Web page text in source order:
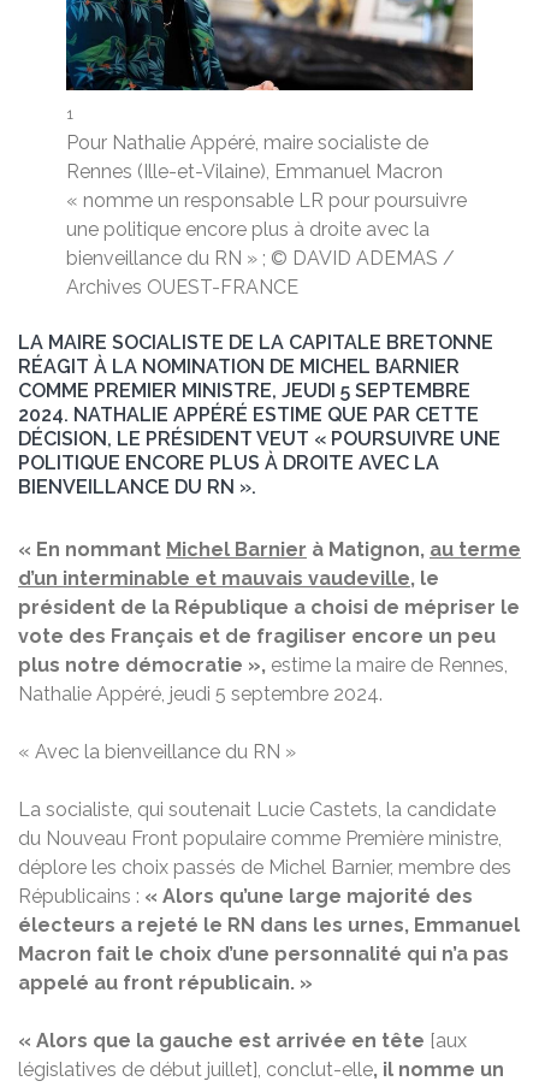
1
Pour Nathalie Appéré, maire socialiste de
Rennes (Ille-et-Vilaine), Emmanuel Macron
« nomme un responsable LR pour poursuivre
une politique encore plus à droite avec la
bienveillance du RN » ; © DAVID ADEMAS /
Archives OUEST-FRANCE
LA MAIRE SOCIALISTE DE LA CAPITALE BRETONNE
RÉAGIT À LA NOMINATION DE MICHEL BARNIER
COMME PREMIER MINISTRE, JEUDI 5 SEPTEMBRE
2024. NATHALIE APPÉRÉ ESTIME QUE PAR CETTE
DÉCISION, LE PRÉSIDENT VEUT « POURSUIVRE UNE
POLITIQUE ENCORE PLUS À DROITE AVEC LA
BIENVEILLANCE DU RN ».
« En nommant Michel Barnier à Matignon, au terme
d’un interminable et mauvais vaudeville, le
président de la République a choisi de mépriser le
vote des Français et de fragiliser encore un peu
plus notre démocratie », estime la maire de Rennes,
Nathalie Appéré, jeudi 5 septembre 2024.
« Avec la bienveillance du RN »
La socialiste, qui soutenait Lucie Castets, la candidate
du Nouveau Front populaire comme Première ministre,
déplore les choix passés de Michel Barnier, membre des
Républicains : « Alors qu’une large majorité des
électeurs a rejeté le RN dans les urnes, Emmanuel
Macron fait le choix d’une personnalité qui n’a pas
appelé au front républicain. »
« Alors que la gauche est arrivée en tête [aux
législatives de début juillet], conclut-elle, il nomme un